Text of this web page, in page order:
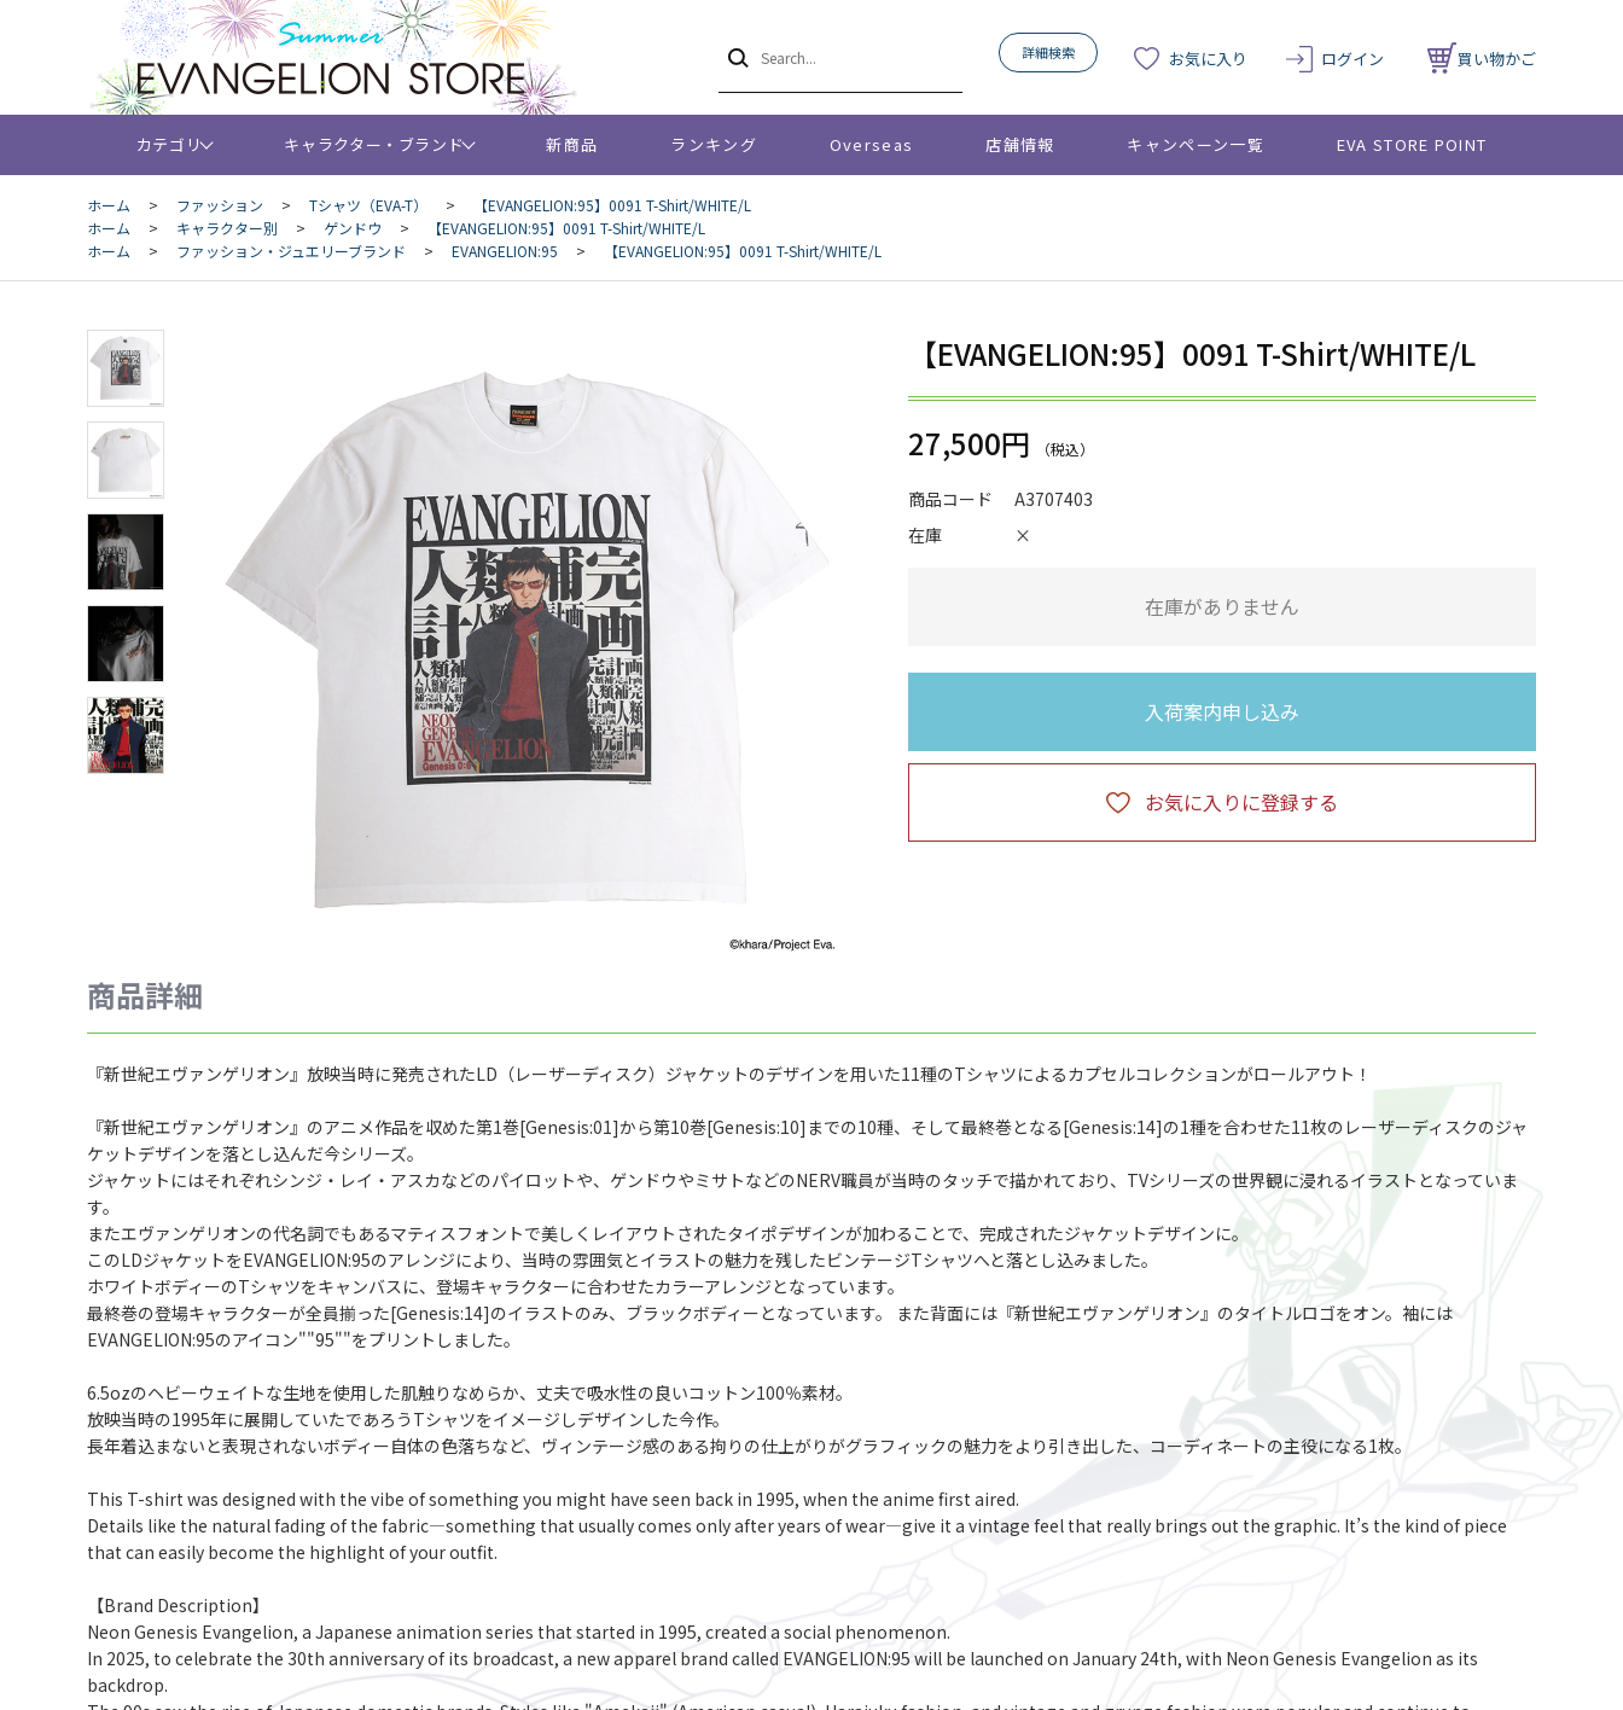
詳細検索 お気に入り ログイン 買い物かご
カテゴリ キャラクター・ブランド 新商品 ランキング Overseas 店舗情報 キャンペーン一覧 EVA STORE POINT
ホーム > ファッション > Tシャツ（EVA-T） >
【EVANGELION:95】0091 T-Shirt/WHITE/L
ホーム
> キャラクター別 > ゲンドウ >
【EVANGELION:95】0091 T-Shirt/WHITE/L
ホーム
> ファッション・ジュエリーブランド > EVANGELION:95 > 【EVANGELION:95】0091 T-Shirt/WHITE/L
【EVANGELION:95】0091 T-Shirt/WHITE/L
27,500円
商品コード
A3707403
在庫
×
在庫がありません
入荷案内申し込み
お気に入りに登録する
商品詳細
『新世紀エヴァンゲリオン』放映当時に発売されたLD（レーザーディスク）ジャケットのデザインを用いた11種のTシャツによるカプセルコレクションがロールアウト！
『新世紀エヴァンゲリオン』のアニメ作品を収めた第1巻[Genesis:01]から第10巻[Genesis:10]までの10種、そして最終巻となる[Genesis:14]の1種を合わせた11枚のレーザーディスクのジャ
ケットデザインを落とし込んだ今シリーズ。
ジャケットにはそれぞれシンジ・レイ・アスカなどのパイロットや、ゲンドウやミサトなどのNERV職員が当時のタッチで描かれており、TVシリーズの世界観に浸れるイラストとなっていま
す。
またエヴァンゲリオンの代名詞でもあるマティスフォントで美しくレイアウトされたタイポデザインが加わることで、完成されたジャケットデザインに。
このLDジャケットをEVANGELION:95のアレンジにより、当時の雰囲気とイラストの魅力を残したビンテージTシャツへと落とし込みました。
ホワイトボディーのTシャツをキャンバスに、登場キャラクターに合わせたカラーアレンジとなっています。
最終巻の登場キャラクターが全員揃った[Genesis:14]のイラストのみ、ブラックボディーとなっています。 また背面には『新世紀エヴァンゲリオン』のタイトルロゴをオン。袖には
EVANGELION:95のアイコン""95""をプリントしました。
6.5ozのヘビーウェイトな生地を使用した肌触りなめらか、丈夫で吸水性の良いコットン100％素材。
放映当時の1995年に展開していたであろうTシャツをイメージしデザインした今作。
長年着込まないと表現されないボディー自体の色落ちなど、ヴィンテージ感のある拘りの仕上がりがグラフィックの魅力をより引き出した、コーディネートの主役になる1枚。
This T-shirt was designed with the vibe of something you might have seen back in 1995, when the anime first aired.
Details like the natural fading of the fabric―something that usually comes only after years of wear―give it a vintage feel that really brings out the graphic. It’s the kind of piece
that can easily become the highlight of your outfit.
【Brand Description】
Neon Genesis Evangelion, a Japanese animation series that started in 1995, created a social phenomenon.
In 2025, to celebrate the 30th anniversary of its broadcast, a new apparel brand called EVANGELION:95 will be launched on January 24th, with Neon Genesis Evangelion as its
backdrop.